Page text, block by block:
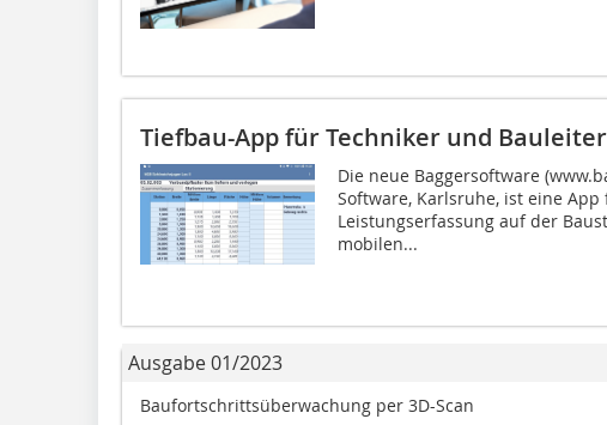
Tiefbau-App für Techniker und Bauleiter
Die neue Baggersoftware
Software, Karlsruhe, ist eine
Leistungserfassung auf der
mobilen...
Ausgabe 01/2023
Baufortschrittsüberwachung per 3D-Scan